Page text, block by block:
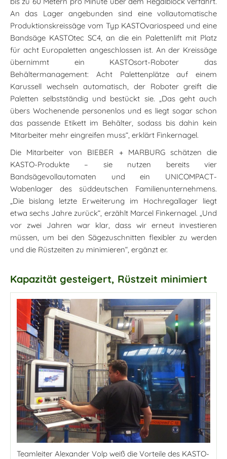
An das Lager angebunden sind eine vollautomatische
Produktionskreissäge vom Typ KASTOvariospeed und eine
Bandsäge KASTOtec SC4, an die ein Palettenlift mit Platz
für acht Europaletten angeschlossen ist. An der Kreissäge
übernimmt ein KASTOsort-Roboter das
Behältermanagement: Acht Palettenplätze auf einem
Karussell wechseln automatisch, der Roboter greift die
Paletten selbstständig und bestückt sie. „Das geht auch
übers Wochenende personenlos und es liegt sogar schon
das passende Etikett im Behälter, sodass bis dahin kein
Mitarbeiter mehr eingreifen muss“, erklärt Finkernagel.
Die Mitarbeiter von BIEBER + MARBURG schätzen die
KASTO-Produkte – sie nutzen bereits vier
Bandsägevollautomaten und ein UNICOMPACT-
Wabenlager des süddeutschen Familienunternehmens.
„Die bislang letzte Erweiterung im Hochregallager liegt
etwa sechs Jahre zurück“, erzählt Marcel Finkernagel. „Und
vor zwei Jahren war klar, dass wir erneut investieren
müssen, um bei den Sägezuschnitten flexibler zu werden
und die Rüstzeiten zu minimieren“, ergänzt er.
Kapazität gesteigert, Rüstzeit minimiert
Teamleiter Alexander Volp weiß die Vorteile des KASTO-